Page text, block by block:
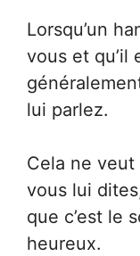
Lorsqu’un
vous et qu’il
lui parlez.
Cela ne veut
vous lui
que c’est le
heureux.